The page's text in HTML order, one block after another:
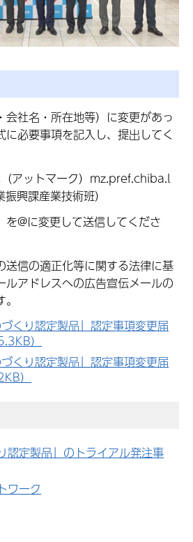
社名・所在地等）に変更があっ
に必要事項を記入し、提出してく
アットマーク）mz.pref.chiba.l
興課産業技術班）
@に変更して送信してくださ
信の適正化等に関する法律に基
ルアドレスへの広告宣伝メールの
づくり認定製品」認定事項変更届
）
づくり認定製品」認定事項変更届
）
認定製品」のトライアル発注事
ワーク